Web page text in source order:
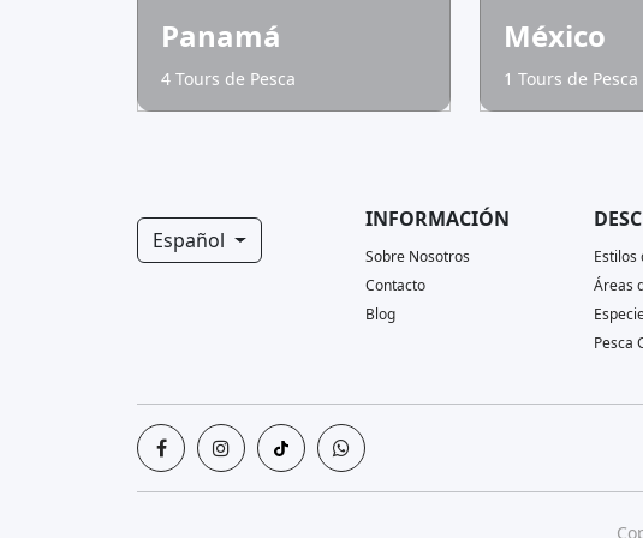
Panamá
4 Tours de Pesca
México
1 Tours de Pesca
Español
INFORMACIÓN
Sobre Nosotros
Contacto
Blog
Estilos
Áreas
Pesca